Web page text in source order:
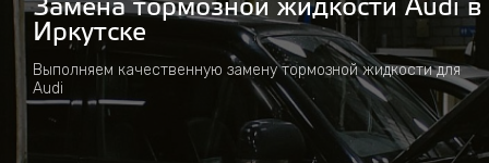
Замена тормозной жидкости Audi в
Иркутске
Выполняем качественную замену тормозной жидкости для
Audi